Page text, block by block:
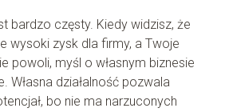
bardzo częsty. Kiedy widzisz, że
wysoki zysk dla firmy, a Twoje
powoli, myśl o własnym biznesie
Własna działalność pozwala
bo nie ma narzuconych